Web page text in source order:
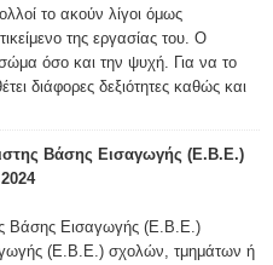
το ακούν λίγοι όμως
της εργασίας του. Ο
όσο και την ψυχή. Για να το
διάφορες δεξιότητες καθώς και
Βάσης Εισαγωγής (Ε.Β.Ε.)
Βάσης Εισαγωγής (Ε.Β.Ε.)
(Ε.Β.Ε.) σχολών, τμημάτων ή